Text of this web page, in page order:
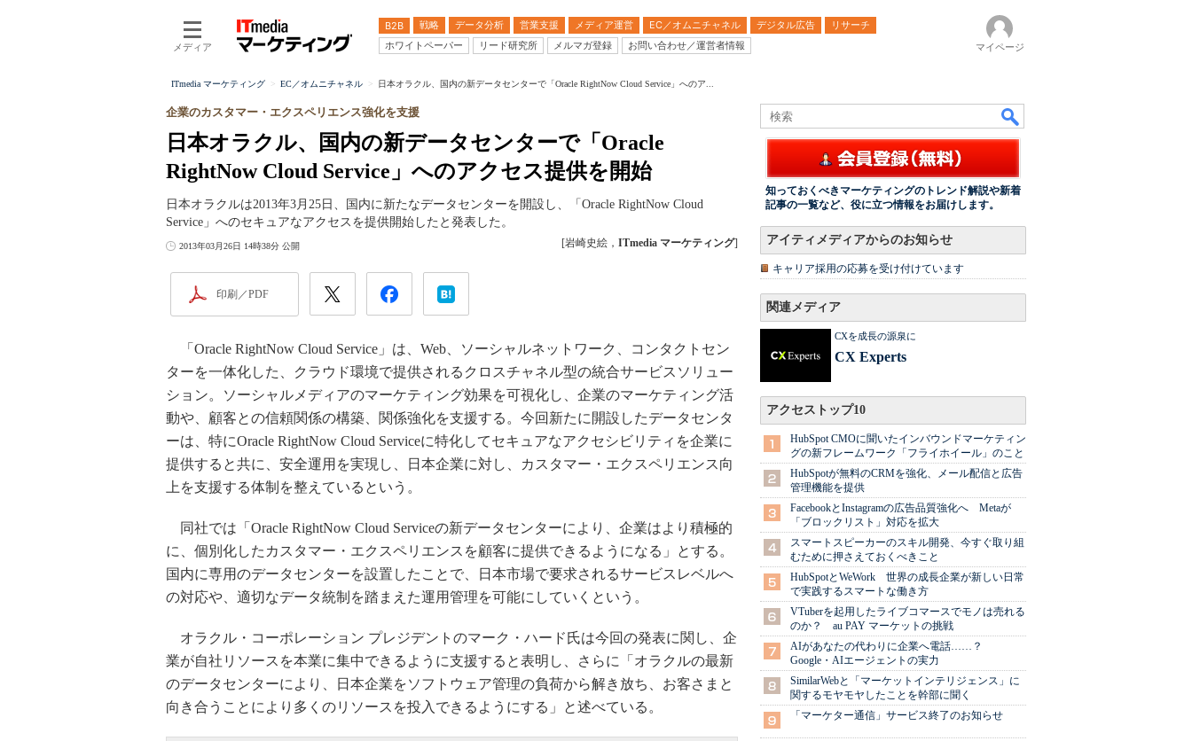
メディア
B2B 戦略 データ分析 営業支援 メディア運営 EC／オムニチャネル デジタル広告
リサーチ
ホワイトペーパー
リード研究所 メルマガ登録 お問い合わせ／運営者情報 マイページ
ITmedia マーケティング EC／オムニチャネル 日本オラクル、国内の新データセンターで「Oracle RightNow Cloud Service」へのア...
日本オラクル、国内の新データセンターで「Oracle
RightNow Cloud Service」へのアクセス提供を開始
企業のカスタマー・エクスペリエンス強化を支援
日本オラクルは2013年3月25日、国内に新たなデータセンターを開設し、「Oracle RightNow Cloud
Service」へのセキュアなアクセスを提供開始したと発表した。
2013年03月26日 14時38分 公開 [岩崎史絵， ITmedia マーケティング]
印刷／PDF
「Oracle RightNow Cloud Service」は、Web、ソーシャルネットワーク、コンタクトセン
ターを一体化した、クラウド環境で提供されるクロスチャネル型の統合サービスソリュー
ション。ソーシャルメディアのマーケティング効果を可視化し、企業のマーケティング活
動や、顧客との信頼関係の構築、関係強化を支援する。今回新たに開設したデータセンタ
ーは、特にOracle RightNow Cloud Serviceに特化してセキュアなアクセシビリティを企業に
提供すると共に、安全運用を実現し、日本企業に対し、カスタマー・エクスペリエンス向
上を支援する体制を整えているという。
同社では「Oracle RightNow Cloud Serviceの新データセンターにより、企業はより積極的
に、個別化したカスタマー・エクスペリエンスを顧客に提供できるようになる」とする。
国内に専用のデータセンターを設置したことで、日本市場で要求されるサービスレベルへ
の対応や、適切なデータ統制を踏まえた運用管理を可能にしていくという。
オラクル・コーポレーション プレジデントのマーク・ハード氏は今回の発表に関し、企
業が自社リソースを本業に集中できるように支援すると表明し、さらに「オラクルの最新
のデータセンターにより、日本企業をソフトウェア管理の負荷から解き放ち、お客さまと
向き合うことにより多くのリソースを投入できるようにする」と述べている。
知っておくべきマーケティングのトレンド解説や新着
記事の一覧など、役に立つ情報をお届けします。
アイティメディアからのお知らせ
キャリア採用の応募を受け付けています
関連メディア
CXを成長の源泉に
CX Experts
アクセストップ10
HubSpot CMOに聞いたインバウンドマーケティン
グの新フレームワーク「フライホイール」のこと
HubSpotが無料のCRMを強化、メール配信と広告
管理機能を提供
FacebookとInstagramの広告品質強化へ Metaが
「ブロックリスト」対応を拡大
スマートスピーカーのスキル開発、今すぐ取り組
むために押さえておくべきこと
HubSpotとWeWork 世界の成長企業が新しい日常
で実践するスマートな働き方
VTuberを起用したライブコマースでモノは売れる
のか？ au PAY マーケットの挑戦
AIがあなたの代わりに企業へ電話……？
Google・AIエージェントの実力
SimilarWebと「マーケットインテリジェンス」に
関するモヤモヤしたことを幹部に聞く
「マーケター通信」サービス終了のお知らせ